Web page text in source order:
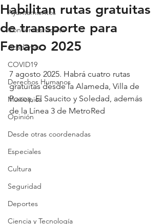
Ayuntamientos
Con lentes violeta
Academia
COVID19
Derechos Humanos
Municipios
Opinión
Desde otras coordenadas
Especiales
Cultura
Seguridad
Deportes
Ciencia y Tecnología
Habilitan rutas gratuitas
de transporte para
Fenapo 2025
7 agosto 2025. Habrá cuatro rutas
gratuitas desde la Alameda, Villa de
Pozos, El Saucito y Soledad, además
de la Línea 3 de MetroRed